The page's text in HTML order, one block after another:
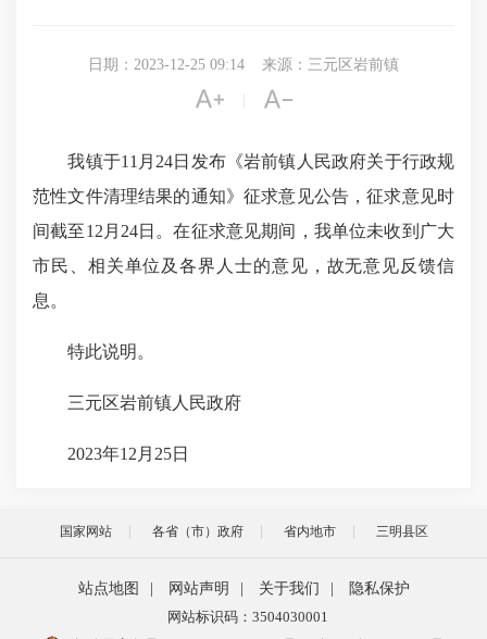
日期：2023-12-25 09:14 来源：三元区岩前镇
 
我镇于11月 24日发布《岩前镇 人民政府关于行政规
范性文件清理结果的通知》征求意见公告，征求意见时
间截至12月 24日。在征求意见期间，我单位未收到广大
市民、相关单位及各界人士的意见，故无意见反馈信
息。
特此说明。
三元区岩前镇 人民政府
2023年12月 25日
国家网站 各省（市）政府 省内地市 三明县区
站点地图 网站声明 关于我们
隐私保护
网站标识码：3504030001